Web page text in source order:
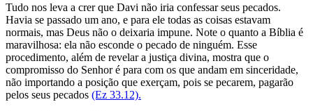
Tudo nos leva a crer que Davi não iria confessar seus pecados.
Havia se passado um ano, e para ele todas as coisas estavam
normais, mas Deus não o deixaria impune. Note o quanto a Bíblia é
maravilhosa: ela não esconde o pecado de ninguém. Esse
procedimento, além de revelar a justiça divina, mostra que o
compromisso do Senhor é para com os que andam em sinceridade,
não importando a posição que exerçam, pois se pecarem, pagarão
pelos seus pecados (Ez 33.12).